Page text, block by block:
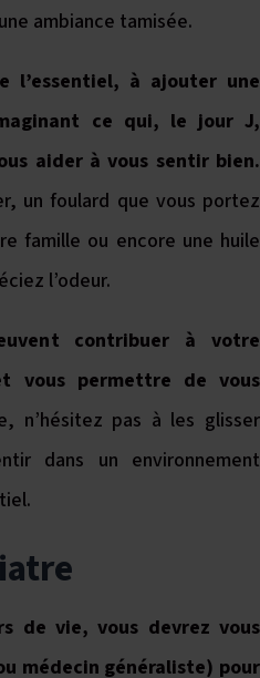
ambiance tamisée.
l’essentiel, à ajouter une
ce qui, le jour J,
aider à vous sentir bien.
un foulard que vous portez
famille ou encore une huile
l’odeur.
contribuer à votre
vous permettre de vous
n’hésitez pas à les glisser
dans un environnement
de vie, vous devrez vous
médecin généraliste) pour